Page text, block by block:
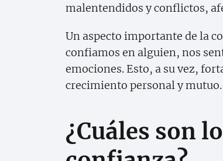
malentendidos y conflictos,
Un aspecto importante de la
confiamos en alguien, nos
emociones. Esto, a su vez,
crecimiento personal y mutuo.
¿Cuáles son